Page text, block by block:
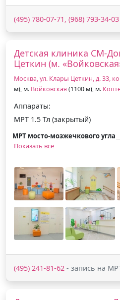
(495) 780-07-71, (968) 793-34-03
Детская клиника СМ-
Цеткин (м.
Москва, ул. Клары Цеткин, д. 33,
м), м. Войковская (1100 м), м.
Аппараты:
МРТ 1.5 Тл (закрытый)
МРТ мосто-мозжечкового угла
Показать все
(495) 241-81-62 - запись на